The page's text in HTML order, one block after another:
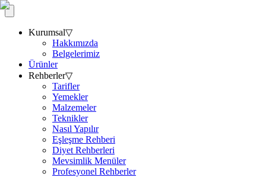
Kurumsal▽
Hakkımızda
Belgelerimiz
Ürünler
Rehberler▽
Tarifler
Yemekler
Malzemeler
Teknikler
Nasıl Yapılır
Eşleşme Rehberi
Diyet Rehberleri
Mevsimlik Menüler
Profesyonel Rehberler